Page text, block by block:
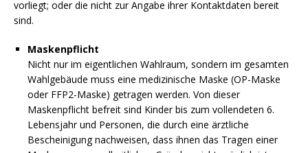
vorliegt; oder die nicht zur Angabe ihrer Kontaktdaten bereit
sind.
Maskenpflicht
Nicht nur im eigentlichen Wahlraum, sondern im gesamten
Wahlgebäude muss eine medizinische Maske (OP-Maske
oder FFP2-Maske) getragen werden. Von dieser
Maskenpflicht befreit sind Kinder bis zum vollendeten 6.
Lebensjahr und Personen, die durch eine ärztliche
Bescheinigung nachweisen, dass ihnen das Tragen einer